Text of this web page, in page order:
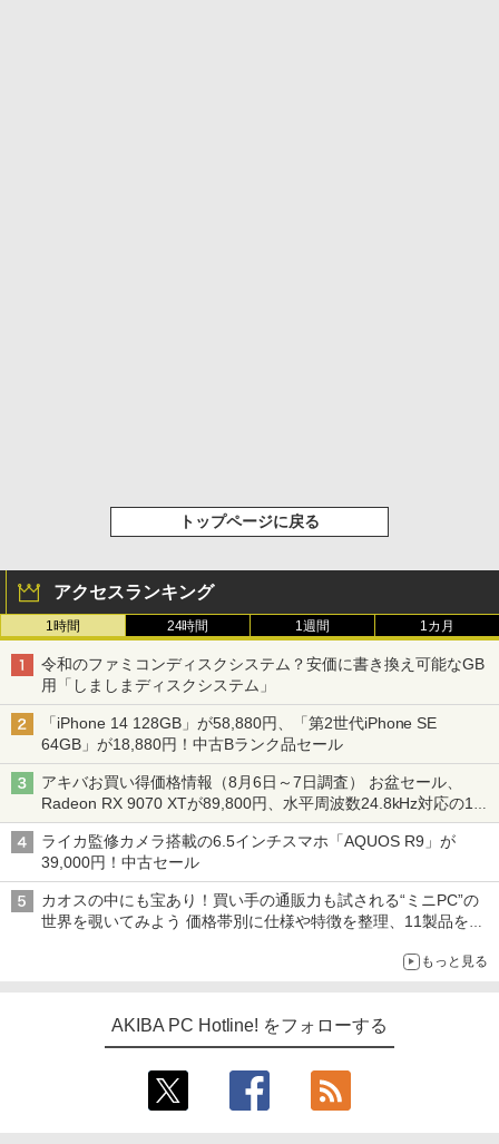
トップページに戻る
アクセスランキング
1時間 24時間 1週間 1カ月
令和のファミコンディスクシステム？安価に書き換え可能なGB
用「しましまディスクシステム」
「iPhone 14 128GB」が58,880円、「第2世代iPhone SE
64GB」が18,880円！中古Bランク品セール
アキバお買い得価格情報（8月6日～7日調査） お盆セール、
Radeon RX 9070 XTが89,800円、水平周波数24.8kHz対応の17
型モニターが9,801円、暑さ指数連動セール ほか
ライカ監修カメラ搭載の6.5インチスマホ「AQUOS R9」が
39,000円！中古セール
カオスの中にも宝あり！買い手の通販力も試される“ミニPC”の
世界を覗いてみよう 価格帯別に仕様や特徴を整理、11製品をピ
もっと見る
AKIBA PC Hotline! をフォローする